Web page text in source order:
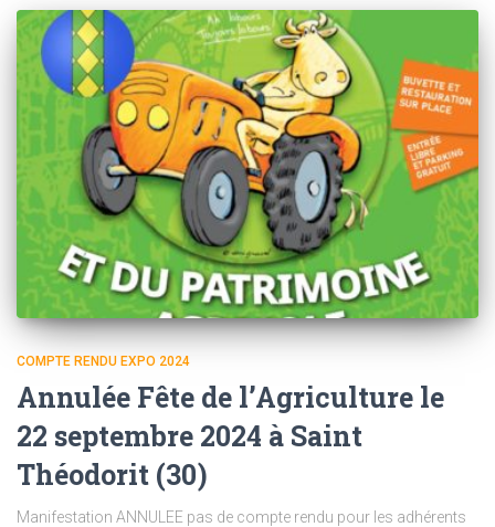
COMPTE RENDU EXPO 2024
Annulée Fête de l’Agriculture le
22 septembre 2024 à Saint
Théodorit (30)
Manifestation ANNULEE pas de compte rendu pour les adhérents